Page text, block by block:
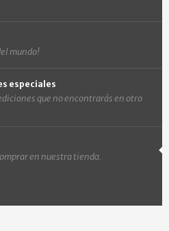
mundo!
especiales
que no encontrarás en otro
en nuestra tienda.